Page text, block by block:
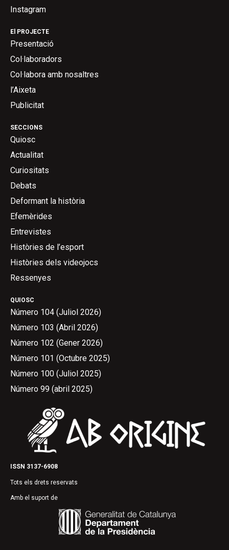
ISSN 3137-6908
Tots els drets reservats
Amb el suport de
QUIOSC
Número 104 (Juliol 2026)
Número 103 (Abril 2026)
Número 102 (Gener 2026)
Número 101 (Octubre 2025)
Número 100 (Juliol 2025)
Número 99 (abril 2025)
SECCIONS
Quiosc
Actualitat
Curiositats
Debats
Deformant la història
Efemèrides
Entrevistes
Històries de l’esport
Històries dels videojocs
Ressenyes
El PROJECTE
Presentació
Col·laboradors
Col·labora amb nosaltres
l’Aixeta
Publicitat
Instagram